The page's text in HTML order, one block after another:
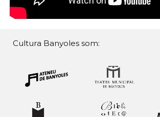
Cultura Banyoles som: